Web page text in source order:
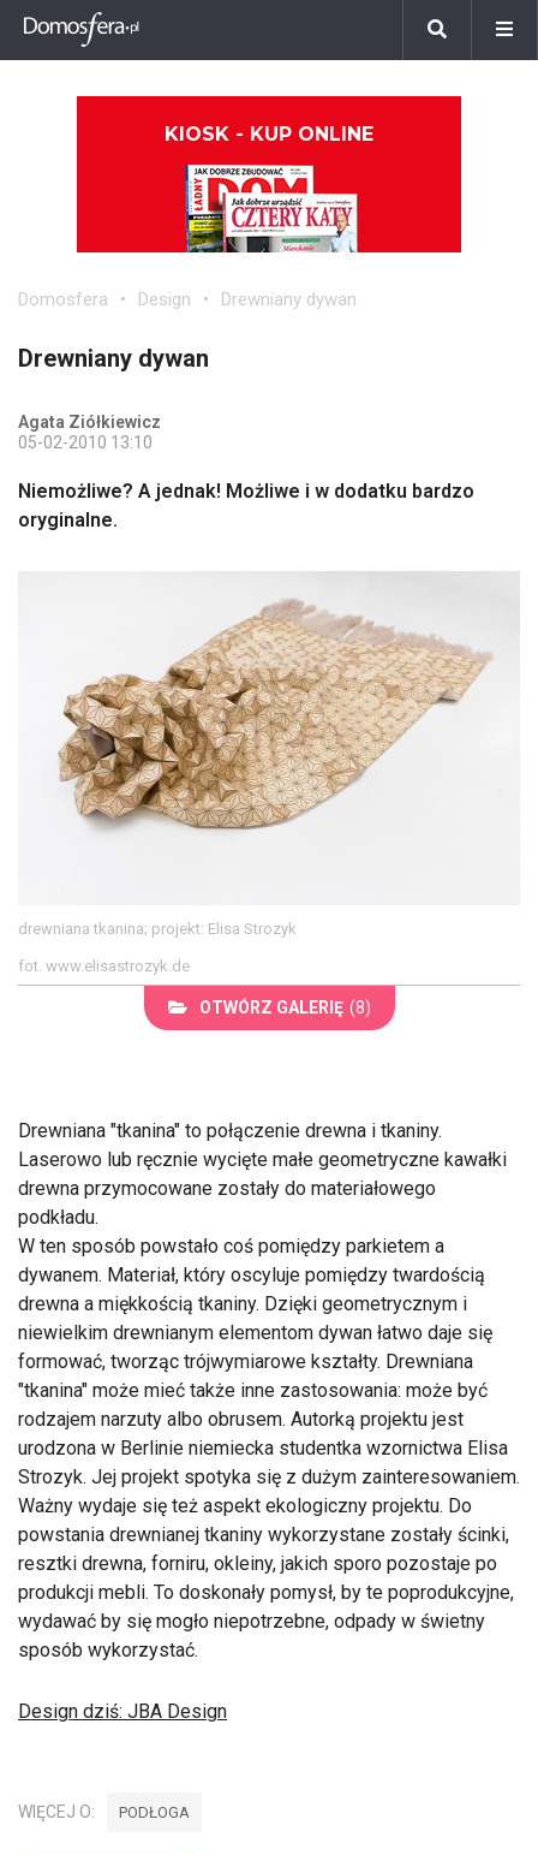
KIOSK - KUP ONLINE
Domosfera Design Drewniany dywan
Drewniany dywan
Agata Ziółkiewicz
05-02-2010 13:10
Niemożliwe? A jednak! Możliwe i w dodatku bardzo
oryginalne.
drewniana tkanina; projekt: Elisa Strozyk
fot. www.elisastrozyk.de
OTWÓRZ GALERIĘ (8)
Drewniana "tkanina" to połączenie drewna i tkaniny.
Laserowo lub ręcznie wycięte małe geometryczne kawałki
drewna przymocowane zostały do materiałowego
podkładu.
W ten sposób powstało coś pomiędzy parkietem a
dywanem. Materiał, który oscyluje pomiędzy twardością
drewna a miękkością tkaniny. Dzięki geometrycznym i
niewielkim drewnianym elementom dywan łatwo daje się
formować, tworząc trójwymiarowe kształty. Drewniana
"tkanina" może mieć także inne zastosowania: może być
rodzajem narzuty albo obrusem. Autorką projektu jest
urodzona w Berlinie niemiecka studentka wzornictwa Elisa
Strozyk. Jej projekt spotyka się z dużym zainteresowaniem.
Ważny wydaje się też aspekt ekologiczny projektu. Do
powstania drewnianej tkaniny wykorzystane zostały ścinki,
resztki drewna, forniru, okleiny, jakich sporo pozostaje po
produkcji mebli. To doskonały pomysł, by te poprodukcyjne,
wydawać by się mogło niepotrzebne, odpady w świetny
sposób wykorzystać.
Design dziś: JBA Design
WIĘCEJ O: PODŁOGA